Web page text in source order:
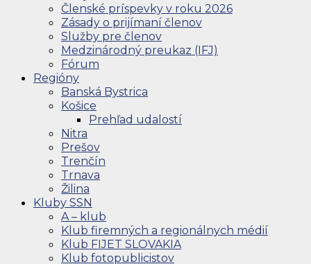
Členské príspevky v roku 2026
Zásady o prijímaní členov
Služby pre členov
Medzinárodný preukaz (IFJ)
Fórum
Regióny
Banská Bystrica
Košice
Prehľad udalostí
Nitra
Prešov
Trenčín
Trnava
Žilina
Kluby SSN
A – klub
Klub firemných a regionálnych médií
Klub FIJET SLOVAKIA
Klub fotopublicistov